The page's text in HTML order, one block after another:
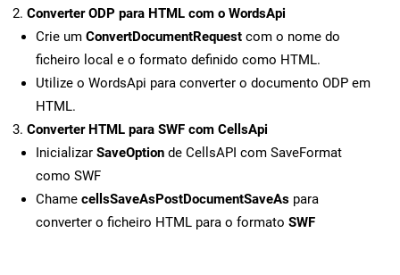
Converter ODP para HTML com o WordsApi
Crie um ConvertDocumentRequest com o nome do
ficheiro local e o formato definido como HTML.
Utilize o WordsApi para converter o documento ODP em
HTML.
Converter HTML para SWF com CellsApi
Inicializar SaveOption de CellsAPI com SaveFormat
como SWF
Chame cellsSaveAsPostDocumentSaveAs para
converter o ficheiro HTML para o formato SWF